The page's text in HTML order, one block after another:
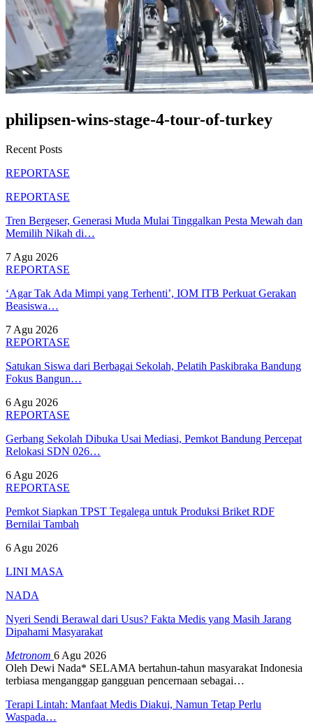
philipsen-wins-stage-4-tour-of-turkey
Recent Posts
REPORTASE
REPORTASE
Tren Bergeser, Generasi Muda Mulai Tinggalkan Pesta Mewah dan
Memilih Nikah di…
7 Agu 2026
REPORTASE
‘Agar Tak Ada Mimpi yang Terhenti’, IOM ITB Perkuat Gerakan
Beasiswa…
7 Agu 2026
REPORTASE
Satukan Siswa dari Berbagai Sekolah, Pelatih Paskibraka Bandung
Fokus Bangun…
6 Agu 2026
REPORTASE
Gerbang Sekolah Dibuka Usai Mediasi, Pemkot Bandung Percepat
Relokasi SDN 026…
6 Agu 2026
REPORTASE
Pemkot Siapkan TPST Tegalega untuk Produksi Briket RDF
Bernilai Tambah
6 Agu 2026
LINI MASA
NADA
Nyeri Sendi Berawal dari Usus? Fakta Medis yang Masih Jarang
Dipahami Masyarakat
Metronom 6 Agu 2026
Oleh Dewi Nada* SELAMA bertahun-tahun masyarakat Indonesia
terbiasa menganggap gangguan pencernaan sebagai…
Terapi Lintah: Manfaat Medis Diakui, Namun Tetap Perlu
Waspada…